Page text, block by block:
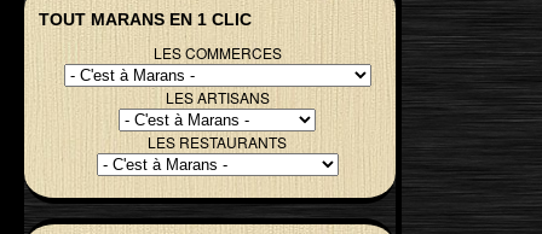
TOUT MARANS EN 1 CLIC
LES COMMERCES
LES ARTISANS
LES RESTAURANTS